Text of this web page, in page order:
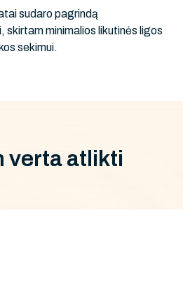
sudaro pagrindą
minimalios likutinės ligos
sekimui.
verta at i kti